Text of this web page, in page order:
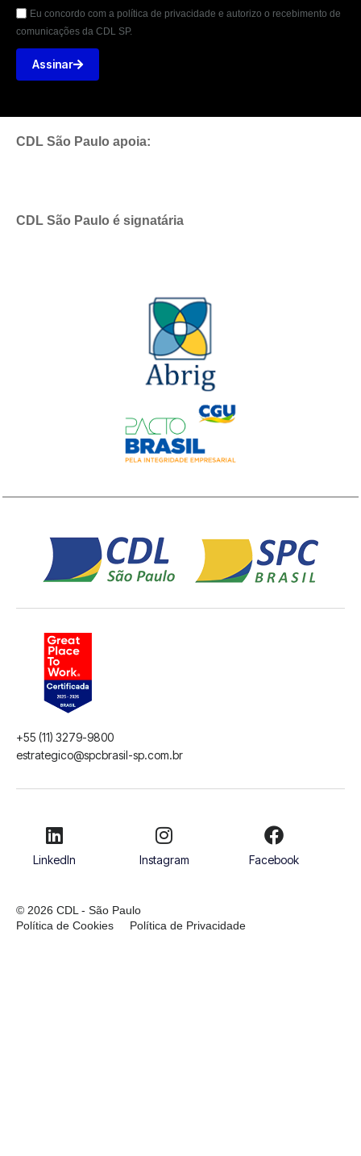
Eu concordo com a política de privacidade e autorizo o recebimento de
comunicações da CDL SP.
Assinar
CDL São Paulo apoia:
CDL São Paulo é signatária
+55 (11) 3279-9800
estrategico@spcbrasil-sp.com.br
LinkedIn Instagram Facebook
© 2026 CDL - São Paulo
Política de Cookies
Política de Privacidade